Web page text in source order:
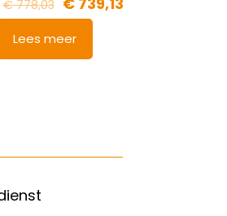
€778,03
Lees meer